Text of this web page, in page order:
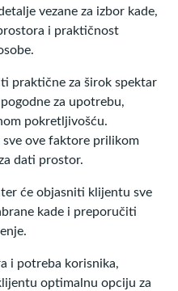
vezane za izbor kade,
i praktičnost
praktične za širok spektar
za upotrebu,
pokretljivošću.
ove faktore prilikom
dati prostor.
će objasniti klijentu sve
kade i preporučiti
i potreba korisnika,
optimalnu opciju za